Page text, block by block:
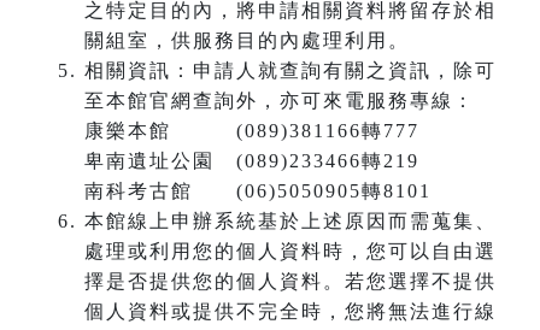
之特定目的內，將申請相關資料將留存於相
關組室，供服務目的內處理利用。
相關資訊：申請人就查詢有關之資訊，除可
至本館官網查詢外，亦可來電服務專線：
康樂本館 (089)381166轉777
卑南遺址公園 (089)233466轉219
南科考古館 (06)5050905轉8101
本館線上申辦系統基於上述原因而需蒐集、
處理或利用您的個人資料時，您可以自由選
擇是否提供您的個人資料。若您選擇不提供
個人資料或提供不完全時，您將無法進行線